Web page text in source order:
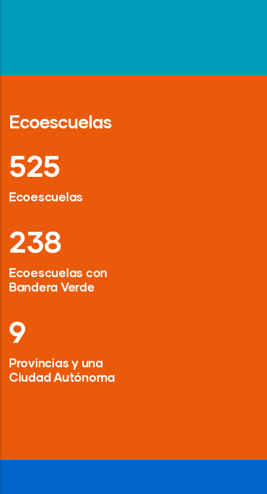
Ecoescuelas
718
Ecoescuelas
326
Ecoescuelas con
Bandera Verde
13
Provincias y una
Ciudad Autónoma